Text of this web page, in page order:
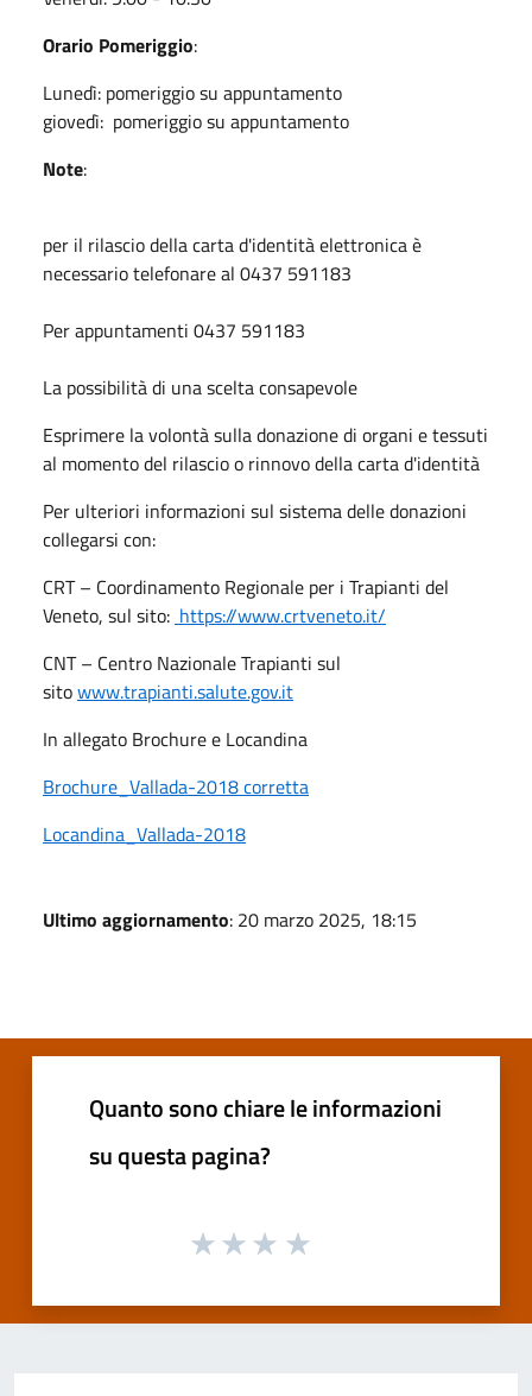
Orario Pomeriggio:
Lunedì: pomeriggio su appuntamento
giovedì: pomeriggio su appuntamento
Note:
per il rilascio della carta d'identità elettronica è
necessario telefonare al 0437 591183
Per appuntamenti 0437 591183
La possibilità di una scelta consapevole
Esprimere la volontà sulla donazione di organi e tessuti
al momento del rilascio o rinnovo della carta d'identità
Per ulteriori informazioni sul sistema delle donazioni
collegarsi con:
CRT – Coordinamento Regionale per i Trapianti del
Veneto, sul sito: https://www.crtveneto.it/
CNT – Centro Nazionale Trapianti sul
sitowww.trapianti.salute.gov.it
In allegato Brochure e Locandina
Brochure_Vallada-2018 corretta
Locandina_Vallada-2018
Ultimo aggiornamento: 20 marzo 2025, 18:15
Quanto sono chiare le informazioni
su questa pagina?